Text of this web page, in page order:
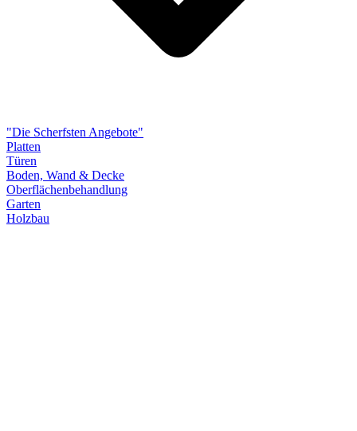
"Die Scherfsten Angebote"
Platten
Türen
Boden, Wand & Decke
Oberflächenbehandlung
Garten
Holzbau